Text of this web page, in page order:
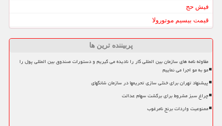
فیش حج
قیمت بیسیم موتورولا
پربیننده ترین ها
مقاوله نامه های سازمان بین المللی کار را نادیده می گیریم و دستورات صندوق بین المللی پول را
مو به مو اجرا می نماییم
پیشنهاد تهران برای خنثی سازی تحریمها در سازمان شانگهای
چراغ سبز مشروط برای برگشت سهام عدالت
ممنوعیت واردات برنج نامرغوب